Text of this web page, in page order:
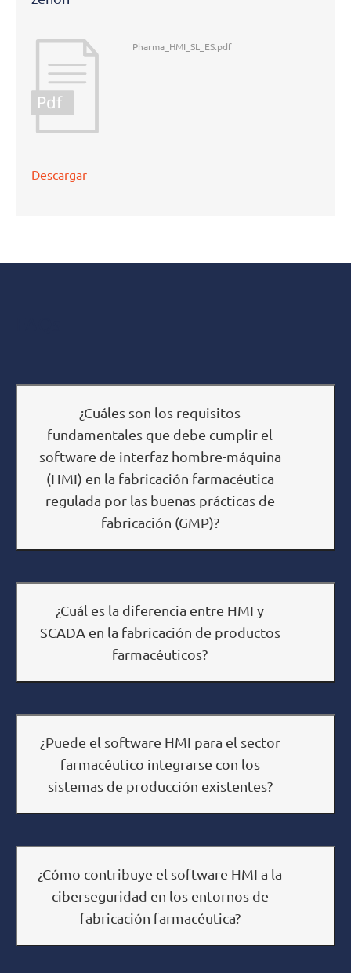
Pdf
Pharma_HMI_SL_ES.pdf
Descargar
¿Cuáles son los requisitos
fundamentales que debe cumplir el
software de interfaz hombre-máquina
(HMI) en la fabricación farmacéutica
regulada por las buenas prácticas de
fabricación (GMP)?
¿Cuál es la diferencia entre HMI y
SCADA en la fabricación de productos
farmacéuticos?
¿Puede el software HMI para el sector
farmacéutico integrarse con los
sistemas de producción existentes?
¿Cómo contribuye el software HMI a la
ciberseguridad en los entornos de
fabricación farmacéutica?